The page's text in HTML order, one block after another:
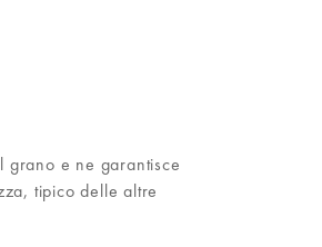
grano e ne garantisce
tipico delle altre